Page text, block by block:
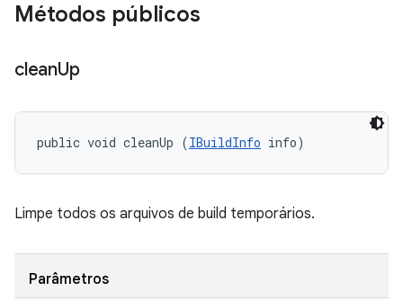
Métodos públicos
cleanUp
public void cleanUp (IBuildInfo info)
Limpe todos os arquivos de build temporários.
Parâmetros